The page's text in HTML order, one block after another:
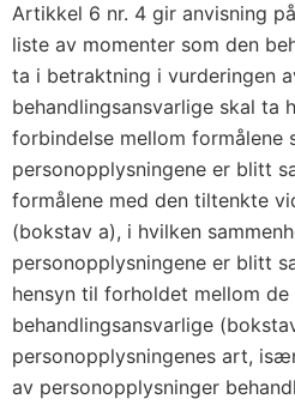
Artikkel 6 nr. 4 gir anvisning
liste av momenter som den
ta i betraktning i vurderingen
behandlingsansvarlige skal ta
forbindelse mellom formålene
personopplysningene er blitt
formålene med den tiltenkte
(bokstav a), i hvilken
personopplysningene er blitt
hensyn til forholdet mellom
behandlingsansvarlige
personopplysningenes art,
av personopplysninger